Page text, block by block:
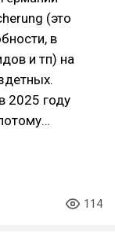
(это
в
и тп) на
2025 году
114